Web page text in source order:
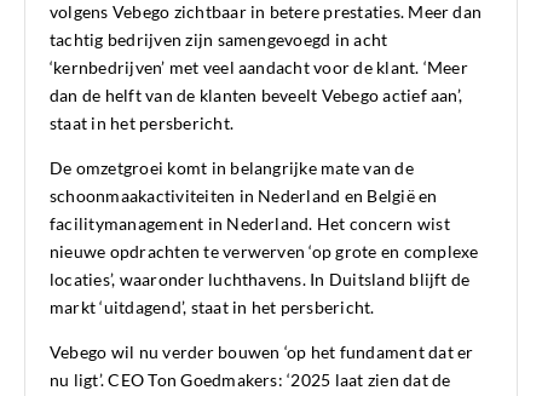
volgens Vebego zichtbaar in betere prestaties. Meer dan
tachtig bedrijven zijn samengevoegd in acht
‘kernbedrijven’ met veel aandacht voor de klant. ‘Meer
dan de helft van de klanten beveelt Vebego actief aan’,
staat in het persbericht.
De omzetgroei komt in belangrijke mate van de
schoonmaakactiviteiten in Nederland en België en
facilitymanagement in Nederland. Het concern wist
nieuwe opdrachten te verwerven ‘op grote en complexe
locaties’, waaronder luchthavens. In Duitsland blijft de
markt ‘uitdagend’, staat in het persbericht.
Vebego wil nu verder bouwen ‘op het fundament dat er
nu ligt’. CEO Ton Goedmakers: ‘2025 laat zien dat de